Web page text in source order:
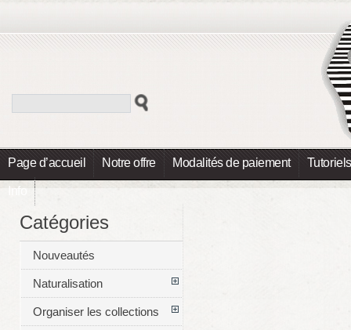
Page d’accueil Notre offre Modalités de paiement Tutoriels
Info
Catégories
Nouveautés
Naturalisation
Organiser les collections